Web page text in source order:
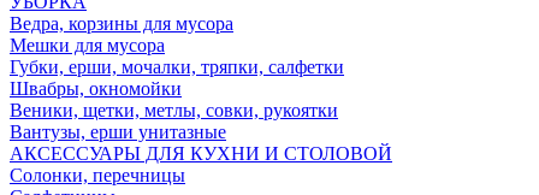
Ведра, корзины для мусора
Мешки для мусора
Губки, ерши, мочалки, тряпки, салфетки
Швабры, окномойки
Веники, щетки, метлы, совки, рукоятки
Вантузы, ерши унитазные
АКСЕССУАРЫ ДЛЯ КУХНИ И СТОЛОВОЙ
Солонки, перечницы